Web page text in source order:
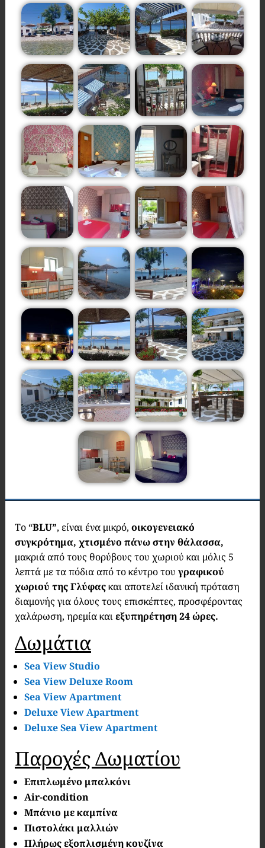
Το “BLU”, είναι ένα μικρό, οικογενειακό
συγκρότημα, χτισμένο πάνω στην θάλασσα,
μακριά από τους θορύβους του χωριού και μόλις 5
λεπτά με τα πόδια από το κέντρο του γραφικού
χωριού της Γλύφαςκαι αποτελεί ιδανική πρόταση
διαμονής για όλους τους επισκέπτες, προσφέροντας
χαλάρωση, ηρεμία καιεξυπηρέτηση 24 ώρες.
Δωμάτια
Sea View Studio
Sea View Deluxe Room
Sea View Apartment
Deluxe View Apartment
Deluxe Sea View Apartment
Παροχές Δωματίου
Επιπλωμένο μπαλκόνι
Air-condition
Mπάνιο με καμπίνα
Πιστολάκι μαλλιών
Πλήρως εξοπλισμένη κουζίνα